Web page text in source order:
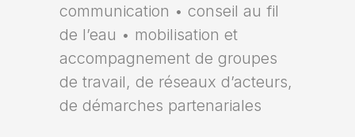
communication • conseil au fil
de l’eau • mobilisation et
accompagnement de groupes
de travail, de réseaux d’acteurs,
de démarches partenariales